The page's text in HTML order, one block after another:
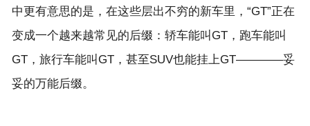
中更有意思的是，在这些层出不穷的新车里，“GT”正在
变成一个越来越常见的后缀：轿车能叫GT，跑车能叫
GT，旅行车能叫GT，甚至SUV也能挂上GT————妥